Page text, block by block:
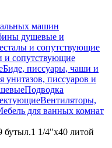
машин
душевые и
и сопутствующие
и сопутствующие
Биде, писсуары, чаши и
унитазов, писсуаров и
Подводка
Вентиляторы,
для ванных комнат
1/4"х40 литой